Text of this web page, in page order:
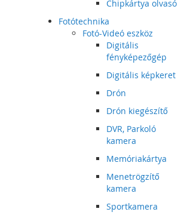
Chipkártya olvasó
Fotótechnika
Fotó-Videó eszköz
Digitális
fényképezőgép
Digitális képkeret
Drón
Drón kiegészítő
DVR, Parkoló
kamera
Memóriakártya
Menetrögzítő
kamera
Sportkamera